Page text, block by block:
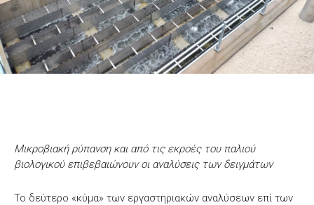
Μικροβιακή ρύπανση και από τις εκροές του παλιού
βιολογικού επιβεβαιώνουν οι αναλύσεις των δειγμάτων
Το δεύτερο «κύμα» των εργαστηριακών αναλύσεων επί των